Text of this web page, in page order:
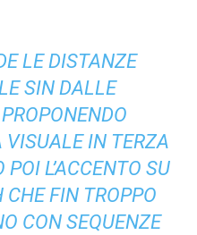
LE DISTANZE
SIN DALLE
IN TERZA
L’ACCENTO SU
FIN TROPPO
CON SEQUENZE